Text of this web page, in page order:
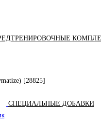
СПЕЦИАЛЬНЫЕ ДОБАВКИ
[28825]